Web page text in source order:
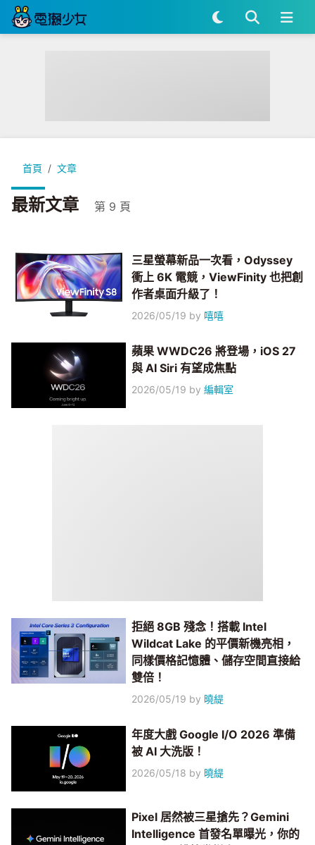
首頁 文章
最新文章 第 9 頁
三星螢幕新品一次看，Odyssey
衝上 6K 電競，ViewFinity 也把創
作者桌面升級了！
2026/05/19 by 嘻嘻
蘋果 WWDC26 將登場，iOS 27
與 AI Siri 有望成焦點
2026/05/19 by編輯室
拒絕 8GB 殘念！搭載 Intel
Wildcat Lake 的平價新機亮相，
同樣價格記憶體、儲存空間直接給
雙倍！
2026/05/19 by 曉緹
年度大戲 Google I/O 2026 準備
被 AI 大洗版！
2026/05/18 by 曉緹
Pixel 居然被三星搶先？Gemini
Intelligence 首發名單曝光，你的